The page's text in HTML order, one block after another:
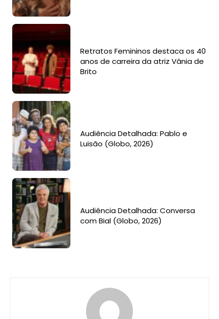
Retratos Femininos destaca os 40
anos de carreira da atriz Vânia de
Brito
Audiência Detalhada: Pablo e
Luisão (Globo, 2026)
Audiência Detalhada: Conversa
com Bial (Globo, 2026)